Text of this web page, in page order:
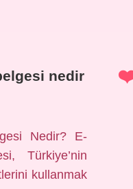
nedir
Nedir? E-
Türkiye’nin
kullanmak